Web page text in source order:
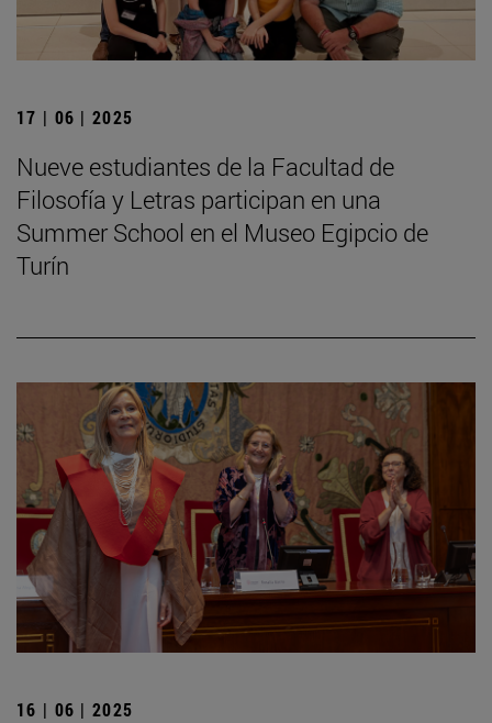
17 | 06 | 2025
Nueve estudiantes de la Facultad de
Filosofía y Letras participan en una
Summer School en el Museo Egipcio de
Turín
16 | 06 | 2025